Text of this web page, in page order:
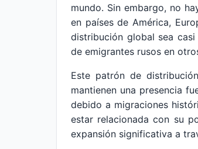
mundo. Sin embargo, no
en países de América,
distribución global sea
de emigrantes rusos en
Este patrón de
mantienen una presencia
debido a migraciones
estar relacionada con su
expansión significativa a